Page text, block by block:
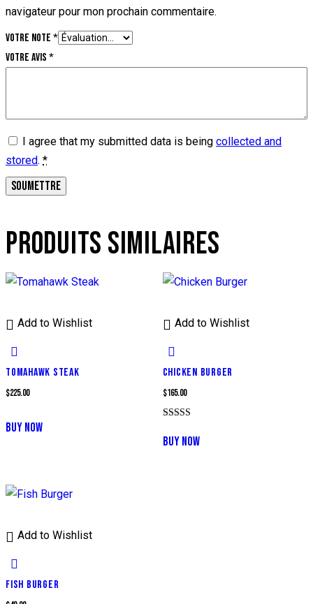
navigateur pour mon prochain commentaire.
Votre note *
Votre avis *
I agree that my submitted data is being collected and
stored. *
PRODUITS SIMILAIRES
Add to Wishlist
TOMAHAWK STEAK
$225.00
BUY NOW
Add to Wishlist
CHICKEN BURGER
$165.00
5.00
sur 5
BUY NOW
Add to Wishlist
FISH BURGER